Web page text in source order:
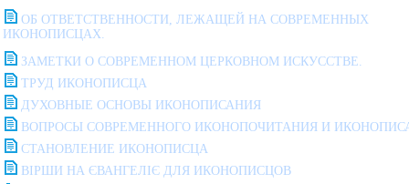
ОБ ОТВЕТСТВЕННОСТИ, ЛЕЖАЩЕЙ НА СОВРЕМЕННЫХ
ИКОНОПИСЦАХ.
ЗАМЕТКИ О СОВРЕМЕННОМ ЦЕРКОВНОМ ИСКУССТВЕ.
ТРУД ИКОНОПИСЦА
ДУХОВНЫЕ ОСНОВЫ ИКОНОПИСАНИЯ
ВОПРОСЫ СОВРЕМЕННОГО ИКОНОПОЧИТАНИЯ И
СТАНОВЛЕНИЕ ИКОНОПИСЦА
ВIРШИ НА ЄВАНГЕЛIЄ ДЛЯ ИКОНОПИСЦОВ